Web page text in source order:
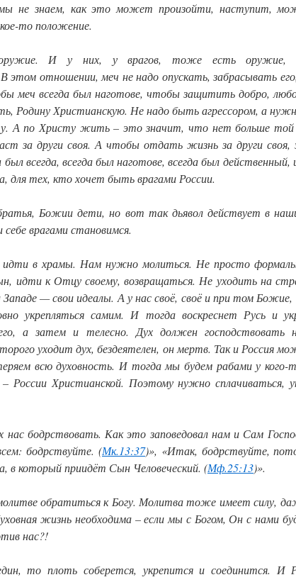
мы не знаем, как это может произойти, наступит,
то положение.
И у них, у врагов, тоже есть оружие,
этом отношении, меч не надо опускать, забрасывать
меч всегда был наготове, чтобы защитить добро,
Родину Христианскую. Не надо быть агрессором, а
А по Христу жить – это значит, что нет больше той
за други своя. А чтобы отдать жизнь за други
всегда, всегда был наготове, всегда был
для тех, кто хочет быть врагами России.
Божии дети, но вот так дьявол действует в
врагами становимся.
в храмы. Нам нужно молиться. Не просто
идти к Отцу своему, возвращаться. Не уходить на
— свои идеалы. А у нас своё, своё и при том
укрепляться самим. И тогда воскреснет Русь и
а затем и телесно. Дух должен господствовать
уходит дух, бездеятелен, он мертв. Так и Россия
всю духовность. И тогда мы будем рабами у кого-
России Христианской. Поэтому нужно сплачиваться,
нас бодрствовать. Как это заповедовал нам и Сам
бодрствуйте. (Мк.13:37)», «Итак, бодрствуйте,
в который приидёт Сын Человеческий. (Мф.25:13)».
обратиться к Богу. Молитва тоже имеет силу,
жизнь необходима – если мы с Богом, Он с нами
нас?!
то плоть соберется, укрепится и соединится. И